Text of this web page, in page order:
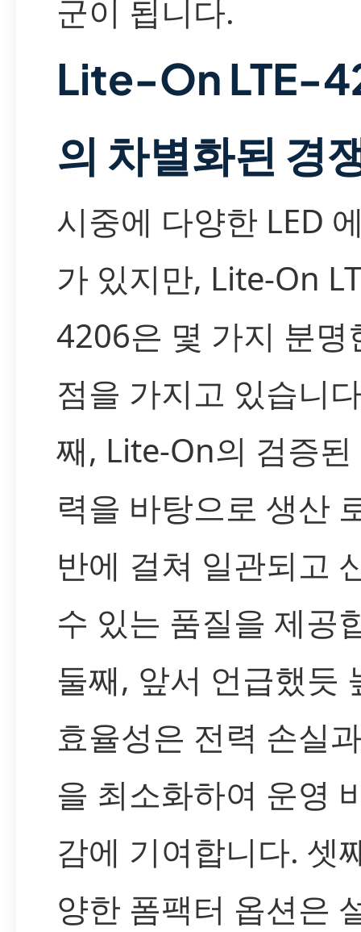
군이 됩니다.
Lite-On LTE-
의 차별화된 경
시중에 다양한 LED
가 있지만, Lite-On
4206은 몇 가지 분명
점을 가지고 있습니
째, Lite-On의 검증된
력을 바탕으로 생산
반에 걸쳐 일관되고
수 있는 품질을 제공
둘째, 앞서 언급했듯
효율성은 전력 손실
을 최소화하여 운영
감에 기여합니다. 셋
양한 폼팩터 옵션은